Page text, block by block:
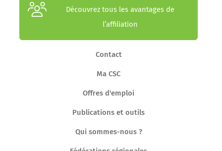
Découvrez tous les avantages de
l’affiliation
Contact
Ma CSC
Offres d'emploi
Publications et outils
Qui sommes-nous ?